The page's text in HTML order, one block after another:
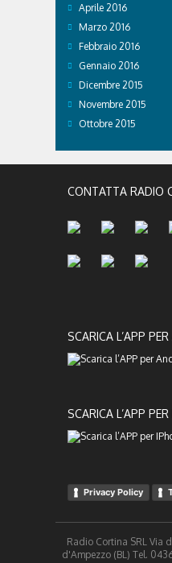
Aprile 2016
Marzo 2016
Febbraio 2016
Gennaio 2016
Dicembre 2015
Novembre 2015
Ottobre 2015
CONTATTA RADIO
SCARICA L’APP
SCARICA L’APP
Privacy Policy
Radio Cortina SRL Via
d'Ampezzo (BL) Tel.